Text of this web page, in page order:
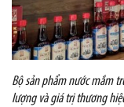
Bộ sản phẩm nước mắm
lượng và giá trị thương